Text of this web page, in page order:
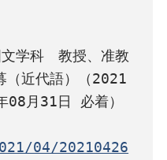
学科　教授、准教
（近代語）（2021
04/20210426